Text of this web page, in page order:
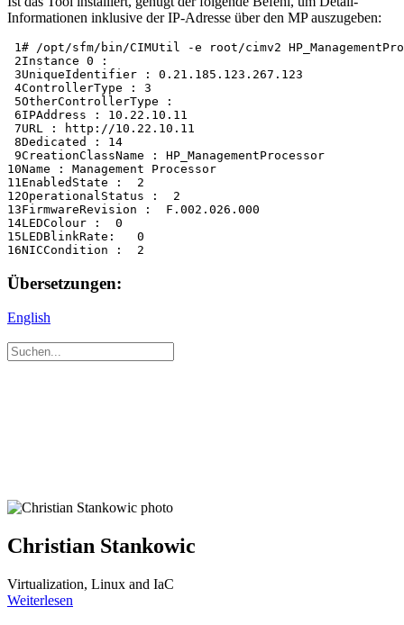
Informationen inklusive der IP-Adresse über den MP auszugeben:
1
2
3
4
5
6
7
8
9
10
11
12
13
14
15
16
Übersetzungen:
English
Christian Stankowic
Virtualization, Linux and IaC
Weiterlesen